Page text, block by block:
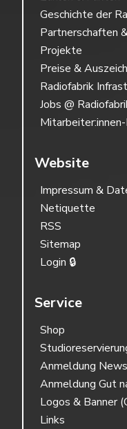
Geschichte der
Partnerschaften
Projekte
Preise &
Radiofabrik
Jobs @
Website
Impressum &
Netiquette
RSS
Sitemap
Login 🔒
Service
Shop
Anmeldung
Anmeldung Gut
Logos & Banner
Links